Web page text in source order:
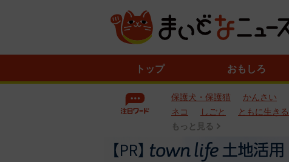
トップ おもしろ
保護犬・保護猫 かんさい
ネコ
しごと ともに生きる
もっと見る